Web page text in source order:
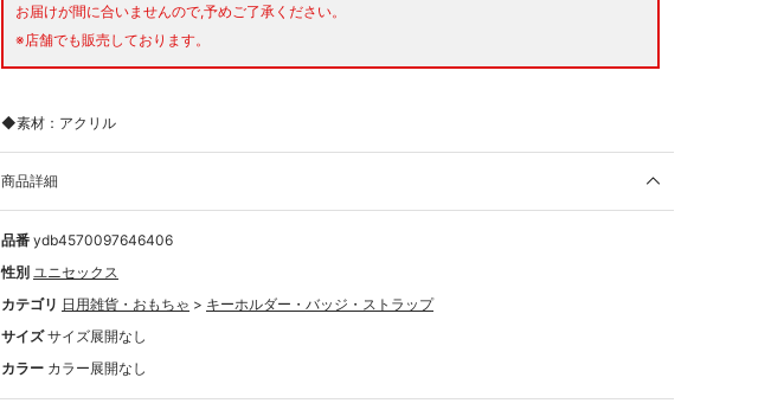
お届けが間に合いませんので,予めご了承ください。
※店舗でも販売しております。
◆素材：アクリル
商品詳細
品番 ydb4570097646406
性別 ユニセックス
カテゴリ 日用雑貨・おもちゃ > キーホルダー・バッジ・ストラップ
サイズ サイズ展開なし
カラー カラー展開なし